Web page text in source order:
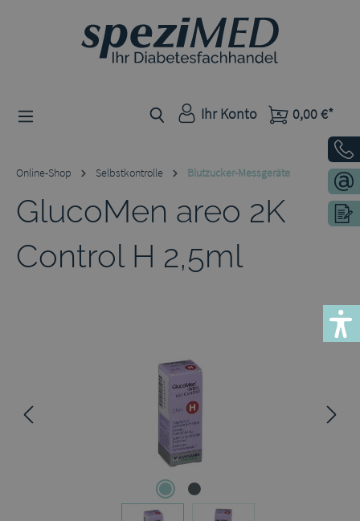
Zum Hauptinhalt springen
Ihr Konto 0,00 €*
Online-Shop Selbstkontrolle Blutzucker-Messgeräte
GlucoMen areo 2K
Control H 2,5ml